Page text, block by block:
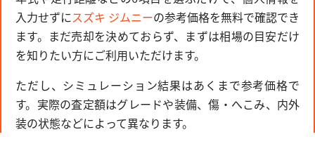
入力せずにスズキ ジムニーの参考価格を無料で確認でき
ます。まだ売却を決めておらず、まずは相場の目安だけ
を知りたい方にご利用いただけます。
ただし、シミュレーション結果はあくまで参考価格で
す。実際の査定額はグレードや装備、傷・へこみ、内外
装の状態などによって異なります。